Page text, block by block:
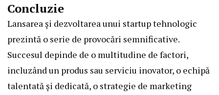
Concluzie
Lansarea și dezvoltarea unui startup tehnologic
prezintă o serie de provocări semnificative.
Succesul depinde de o multitudine de factori,
incluzând un produs sau serviciu inovator, o echipă
talentată și dedicată, o strategie de marketing